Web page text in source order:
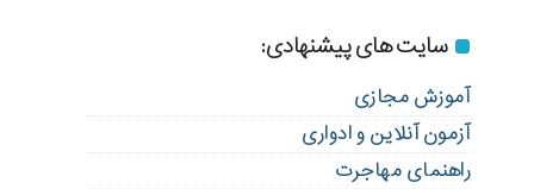
سایت های پیشنهادی:
آموزش مجازی
آزمون آنلاین و ادواری
راهنمای مهاجرت